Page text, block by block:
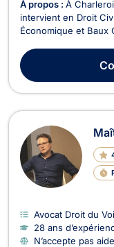
À propos : À
intervient en Droit
Économique et Baux
approche
besoins et de vos
Avocat Droit du
28 ans
N’accepte pas